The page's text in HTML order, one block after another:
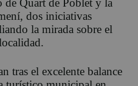
Quart de Poblet y la
dos iniciativas
la mirada sobre el
tras el excelente balance